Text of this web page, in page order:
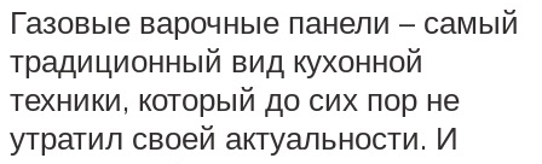
Газовые варочные панели – самый
традиционный вид кухонной
техники, который до сих пор не
утратил своей актуальности. И